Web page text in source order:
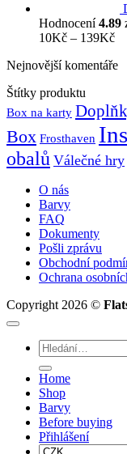
Hodnocení4.89
10Kč – 139Kč
Nejnovější komentáře
Štítky produktu
Box na karty
Box Frosthaven
obalů Válečné hry
O nás
Barvy
FAQ
Dokumenty
Pošli zprávu
Obchodní
Ochrana
Copyright 2026 ©
Hledat:
Home
Shop
Barvy
Before buying
Přihlášení